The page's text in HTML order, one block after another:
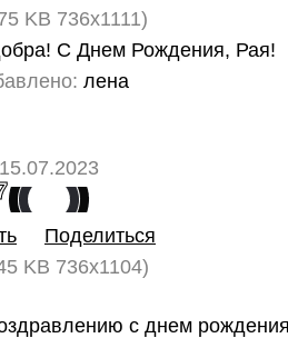
KB 736x1111)
С Днем Рождения, Рая!
лена
15.07.2023
Поделиться
KB 736x1104)
с днем